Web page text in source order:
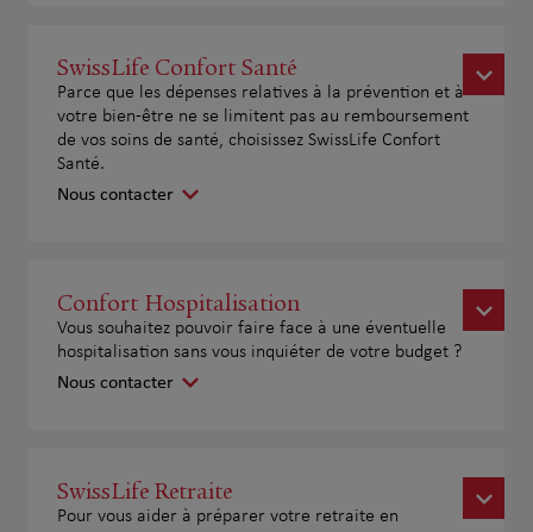
SwissLife Confort Santé
Parce que les dépenses relatives à la prévention et à
votre bien-être ne se limitent pas au remboursement
de vos soins de santé, choisissez SwissLife Confort
Santé.
Nous contacter
Confort Hospitalisation
Vous souhaitez pouvoir faire face à une éventuelle
hospitalisation sans vous inquiéter de votre budget ?
Nous contacter
SwissLife Retraite
Pour vous aider à préparer votre retraite en